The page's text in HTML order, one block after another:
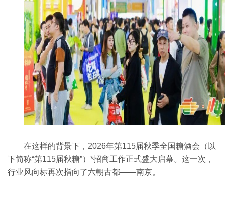
在这样的背景下，2026年第115届秋季全国糖酒会 （以
下简称“第115届秋糖”）*招商工作正式盛大启幕。这一次，
行业风向标再次指向了六朝古都——南京。